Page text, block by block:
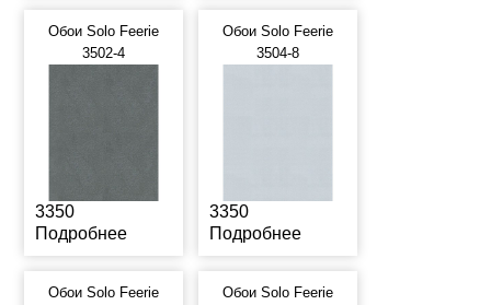
Обои Solo Feerie
3502-4
3350
Подробнее
Обои Solo Feerie
3504-8
3350
Подробнее
Обои Solo Feerie
Обои Solo Feerie